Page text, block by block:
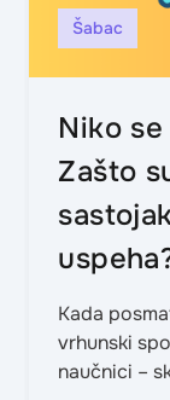
Šabac
Niko
Zašto
Kada
vrhunski
naučnici –